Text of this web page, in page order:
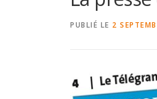
PUBLIÉ LE 2